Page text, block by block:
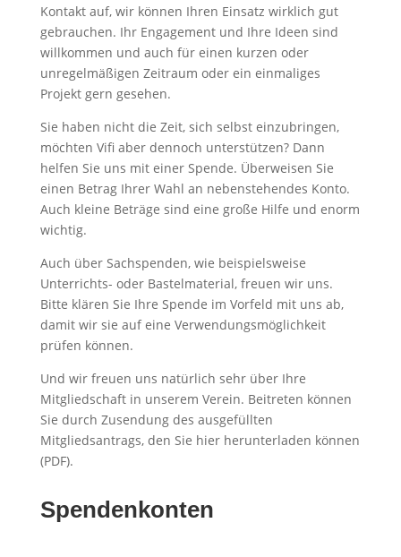
Kontakt auf, wir können Ihren Einsatz wirklich gut
gebrauchen. Ihr Engagement und Ihre Ideen sind
willkommen und auch für einen kurzen oder
unregelmäßigen Zeitraum oder ein einmaliges
Projekt gern gesehen.
Sie haben nicht die Zeit, sich selbst einzubringen,
möchten Vifi aber dennoch unterstützen? Dann
helfen Sie uns mit einer Spende. Überweisen Sie
einen Betrag Ihrer Wahl an nebenstehendes Konto.
Auch kleine Beträge sind eine große Hilfe und enorm
wichtig.
Auch über Sachspenden, wie beispielsweise
Unterrichts- oder Bastelmaterial, freuen wir uns.
Bitte klären Sie Ihre Spende im Vorfeld mit uns ab,
damit wir sie auf eine Verwendungsmöglichkeit
prüfen können.
Und wir freuen uns natürlich sehr über Ihre
Mitgliedschaft in unserem Verein. Beitreten können
Sie durch Zusendung des ausgefüllten
Mitgliedsantrags, den Sie hier herunterladen können
(PDF).
Spendenkonten